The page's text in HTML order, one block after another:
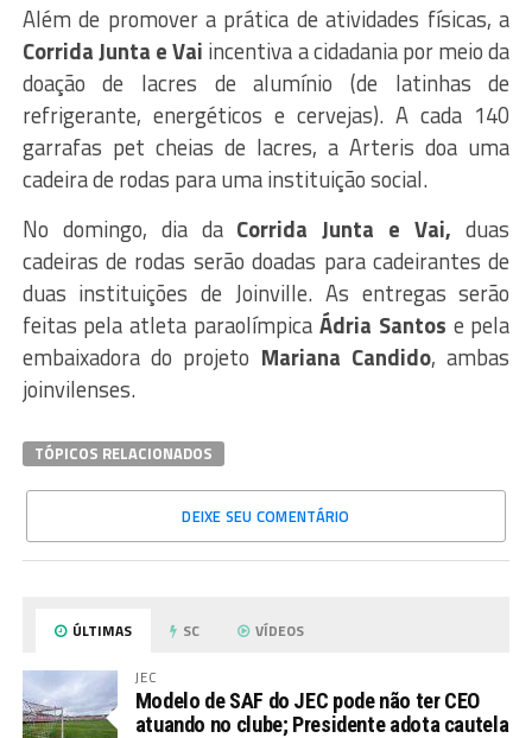
Além de promover a prática de atividades físicas, a
Corrida Junta e Vai incentiva a cidadania por meio da
doação de lacres de alumínio (de latinhas de
refrigerante, energéticos e cervejas). A cada 140
garrafas pet cheias de lacres, a Arteris doa uma
cadeira de rodas para uma instituição social.
No domingo, dia daCorrida Junta e Vai, duas
cadeiras de rodas serão doadas para cadeirantes de
duas instituições de Joinville. As entregas serão
feitas pela atleta paraolímpica Ádria Santos e pela
embaixadora do projeto Mariana Candido, ambas
joinvilenses.
TÓPICOS RELACIONADOS
DEIXE SEU COMENTÁRIO
ÚLTIMAS SC VÍDEOS
JEC
Modelo de SAF do JEC pode não ter CEO
atuando no clube; Presidente adota cautela